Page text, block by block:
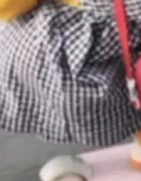
上多了两项：
全地从PoC走
上AI应用...
来表示——bool
默认模式、浅
无意义的组
了。要知道
档、校验、或
enum，两个
个大厂都在
在 Twitte
布了 Cloudfla
人，跟其他所
际上它不一
，我十年前的
构建在 Cloudf
间搭建的平台
是我十年秘密
管的分
了最新开源项
行 Cloudflare
护进程。 设
立的 SQLite
己的 S3 兼容
储库协调——
个对象自带一
建，单个数据
面就被消除
占资源。当 cel
：vivo夺
Z系列
等硬件成本暴
新机速度明显
参数规格除开
Fold8 Ultra / Z
中低端机器，
、REDMI No
，一
编辑操作的版